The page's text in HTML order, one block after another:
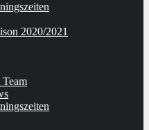
2020/2021
Team